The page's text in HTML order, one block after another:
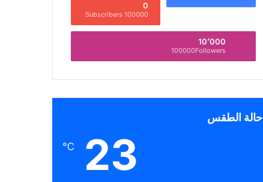
0
100000 Subscribers
10٬000
100000Followers
حالة الطقس
23
℃